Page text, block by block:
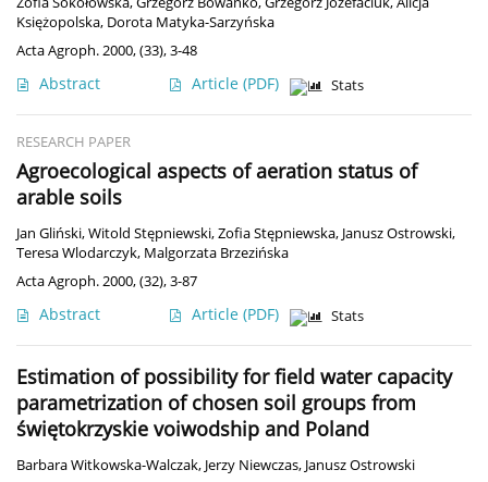
Księżopolska, Dorota Matyka-Sarzyńska
Acta Agroph. 2000, (33), 3-48
Abstract Article (PDF) Stats
RESEARCH PAPER
Agroecological aspects of aeration status of
arable soils
Jan Gliński,Witold Stępniewski,Zofia Stępniewska, Janusz Ostrowski,
Teresa Wlodarczyk, Malgorzata Brzezińska
Acta Agroph. 2000, (32), 3-87
Abstract Article (PDF) Stats
Estimation of possibility for field water capacity
parametrization of chosen soil groups from
świętokrzyskie voiwodship and Poland
Barbara Witkowska-Walczak, Jerzy Niewczas, Janusz Ostrowski